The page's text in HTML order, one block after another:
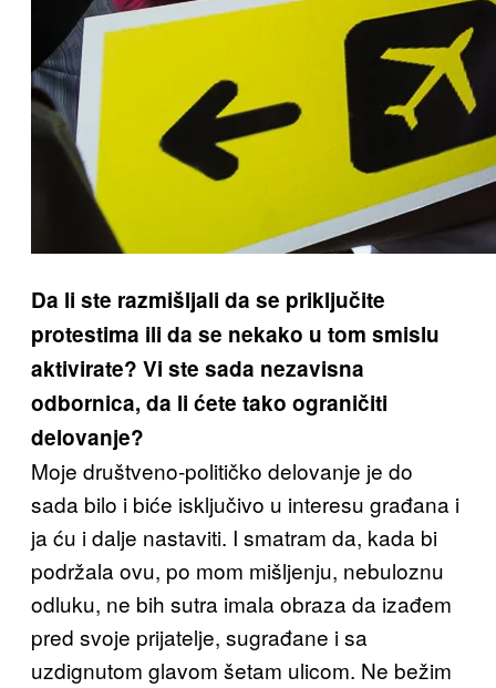
Da li ste razmišljali da se priključite
protestima ili da se nekako u tom smislu
aktivirate? Vi ste sada nezavisna
odbornica, da li ćete tako ograničiti
delovanje?
Moje društveno-političko delovanje je do
sada bilo i biće isključivo u interesu građana i
ja ću i dalje nastaviti. I smatram da, kada bi
podržala ovu, po mom mišljenju, nebuloznu
odluku, ne bih sutra imala obraza da izađem
pred svoje prijatelje, sugrađane i sa
uzdignutom glavom šetam ulicom. Ne bežim